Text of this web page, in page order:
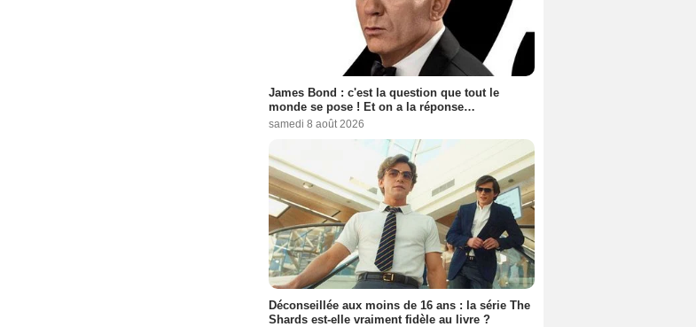
James Bond : c'est la question que tout le
monde se pose ! Et on a la réponse…
samedi 8 août 2026
Déconseillée aux moins de 16 ans : la série The
Shards est-elle vraiment fidèle au livre ?